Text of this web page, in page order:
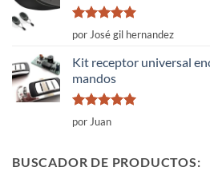
Valorado
con
de 5
por José gil hernandez
Kit receptor universal
mandos
Valorado
con
por Juan
BUSCADOR DE PRODUCTOS: